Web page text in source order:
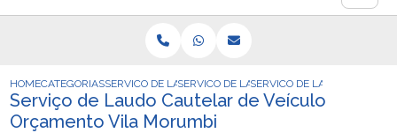
HOMECATEGORIASSERVICO DE LAUDO CAUTELAR
SERVICO DE LAUDO CAUTELAR
SERVICO DE LAUDO
Serviço de Laudo Cautelar de Veículo
Orçamento Vila Morumbi